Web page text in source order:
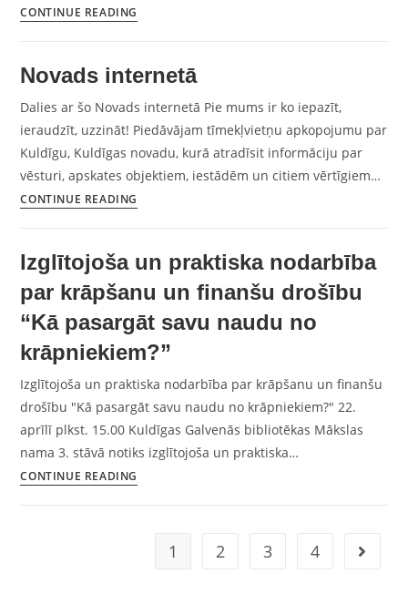
CONTINUE READING
Novads internetā
Dalies ar šo Novads internetā Pie mums ir ko iepazīt,
ieraudzīt, uzzināt! Piedāvājam tīmekļvietņu apkopojumu par
Kuldīgu, Kuldīgas novadu, kurā atradīsit informāciju par
vēsturi, apskates objektiem, iestādēm un citiem vērtīgiem…
CONTINUE READING
Izglītojoša un praktiska nodarbība
par krāpšanu un finanšu drošību
“Kā pasargāt savu naudu no
krāpniekiem?”
Izglītojoša un praktiska nodarbība par krāpšanu un finanšu
drošību "Kā pasargāt savu naudu no krāpniekiem?" 22.
aprīlī plkst. 15.00 Kuldīgas Galvenās bibliotēkas Mākslas
nama 3. stāvā notiks izglītojoša un praktiska…
CONTINUE READING
1 2 3 4